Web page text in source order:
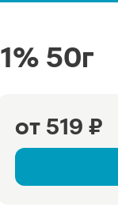
50г
от 519 ₽